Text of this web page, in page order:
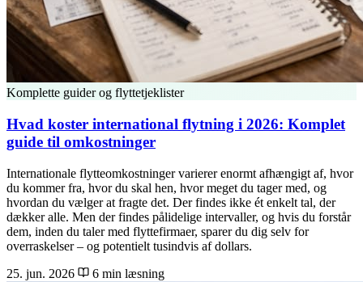
Komplette guider og flyttetjeklister
Hvad koster international flytning i 2026: Komplet
guide til omkostninger
Internationale flytteomkostninger varierer enormt afhængigt af, hvor
du kommer fra, hvor du skal hen, hvor meget du tager med, og
hvordan du vælger at fragte det. Der findes ikke ét enkelt tal, der
dækker alle. Men der findes pålidelige intervaller, og hvis du forstår
dem, inden du taler med flyttefirmaer, sparer du dig selv for
overraskelser – og potentielt tusindvis af dollars.
25. jun. 2026
6 min læsning